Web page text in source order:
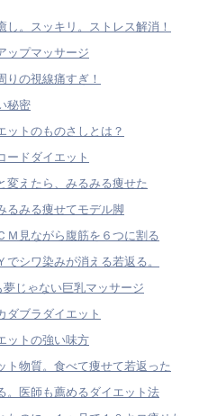
。スッキリ。ストレス解消！
ップマッサージ
りの視線痛すぎ！
秘密
ットのものさしとは？
ードダイエット
変えたら、みるみる痩せた
るみる痩せてモデル脚
Ｍ見ながら腹筋を６つに割る
シワ染みが消える若返る。
じゃない巨乳マッサージ
ダブラダイエット
ットの強い味方
ト物質。食べて痩せて若返った
。医師も薦めるダイエット法